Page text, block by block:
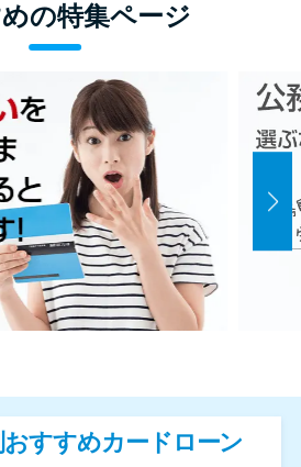
の特集ページ
すすめカードローン